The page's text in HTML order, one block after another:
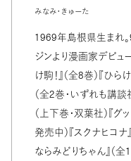
みなみ・きゅーた
1969年島根県生まれ
ジンより漫画家デビュ
け駒！』（全8巻）『ひら
（全2巻・いずれも講談
（上下巻・双葉社）『グ
発売中）『スクナヒコナ
ならみどりちゃん』（全